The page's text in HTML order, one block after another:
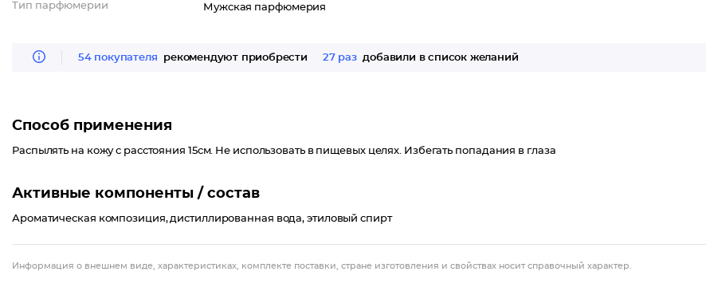
Тип парфюмерии Мужская парфюмерия
54 покупателя рекомендуют приобрести 27 раз добавили в список желаний
Способ применения
Распылять на кожу с расстояния 15см. Не использовать в пищевых целях. Избегать попадания в глаза
Активные компоненты / состав
Ароматическая композиция, дистиллированная вода, этиловый спирт
Информация о внешнем виде, характеристиках, комплекте поставки, стране изготовления и свойствах носит справочный характер.